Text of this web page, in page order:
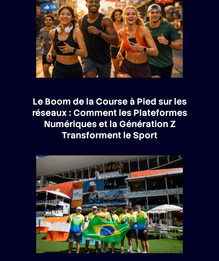
Le Boom de la Course à Pied sur les
réseaux : Comment les Plateformes
Numériques et la Génération Z
Transforment le Sport